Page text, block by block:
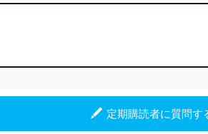
及び是正に努めます。